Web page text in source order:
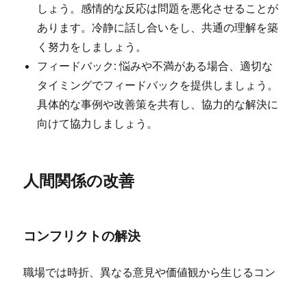
しょう。感情的な反応は問題を悪化させることが
あります。冷静に話し合いをし、共通の理解を築
く努力をしましょう。
フィードバック: 悩みや不満がある場合、適切な
タイミングでフィードバックを提供しましょう。
具体的な事例や改善策を共有し、協力的な解決に
向けて協力しましょう。
人間関係の改善
コンフリクトの解決
職場では時折、異なる意見や価値観から生じるコン